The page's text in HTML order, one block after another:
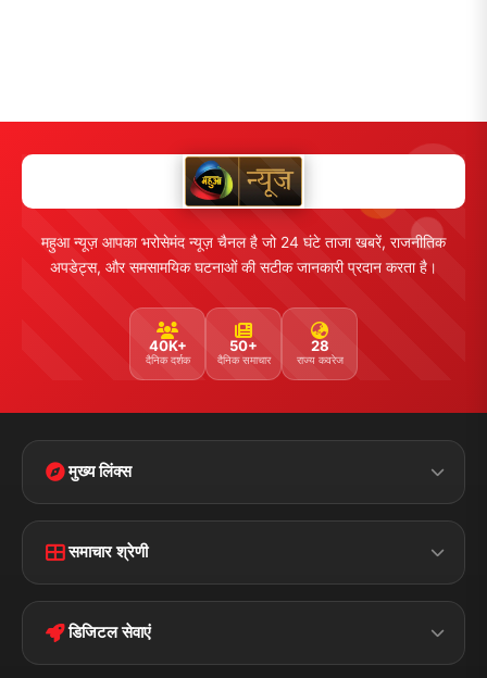
महुआ न्यूज़ आपका भरोसेमंद न्यूज़ चैनल है जो 24 घंटे ताजा खबरें, राजनीतिक
अपडेट्स, और समसामयिक घटनाओं की सटीक जानकारी प्रदान करता है।
40K+
दैनिक दर्शक
50+
दैनिक समाचार
28
राज्य कवरेज
मुख्य लिंक्स
Disclaimer
Terms &
Privacy Policy
समाचार श्रेणी
पॉलिटिकल झारखण्ड
डिजिटल सेवाएं